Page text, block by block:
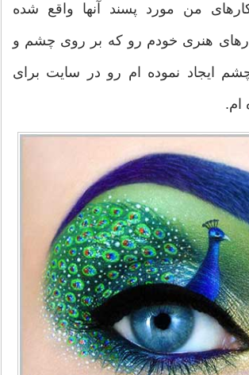
من مورد پسند آنها واقع شده
هنری خودم رو که بر روی چشم و
ایجاد نموده ام رو در سایت برای
ام.